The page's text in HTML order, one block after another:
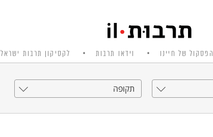
הפסקול של חיינו וידאו תרבות לקסיקון תרבות ישראל
תקופה